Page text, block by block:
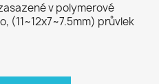
v polymerové
(11~12x7~7.5mm) průvlek